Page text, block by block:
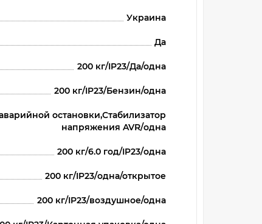
Украина
Да
200 кг/IP23/Да/одна
200 кг/IP23/Бензин/одна
остановки,Стабилизатор
напряжения AVR/одна
200 кг/6.0 год/IP23/одна
200 кг/IP23/одна/открытое
200 кг/IP23/воздушное/одна